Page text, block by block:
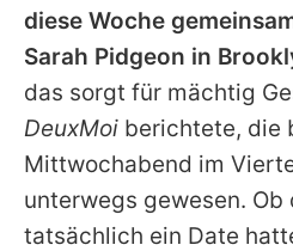
Jobs
App
Redaktionelle
diese Woche
Sarah Pidgeon in
das sorgt für mächtig
DeuxMoi berichtete, die
Mittwochabend im
unterwegs gewesen. Ob
tatsächlich ein Date